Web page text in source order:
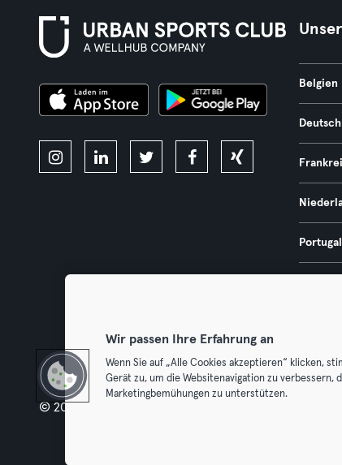
Belgien
Portugal
© 2026 Urban Sports Group GmbH. All rights
Wir passen Ihre Erfahrung an
Wenn Sie auf „Alle Cookies akzeptieren“ klicken,
Gerät zu, um die Websitenavigation zu verbessern,
Marketingbemühungen zu unterstützen.